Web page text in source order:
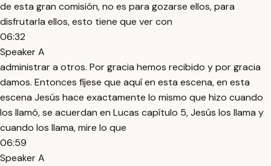
de esta gran comisión, no es para gozarse ellos, para
disfrutarla ellos, esto tiene que ver con
06:32
Speaker A
administrar a otros. Por gracia hemos recibido y por gracia
damos. Entonces fíjese que aquí en esta escena, en esta
escena Jesús hace exactamente lo mismo que hizo cuando
los llamó, se acuerdan en Lucas capítulo 5, Jesús los llama y
cuando los llama, mire lo que
06:59
Speaker A